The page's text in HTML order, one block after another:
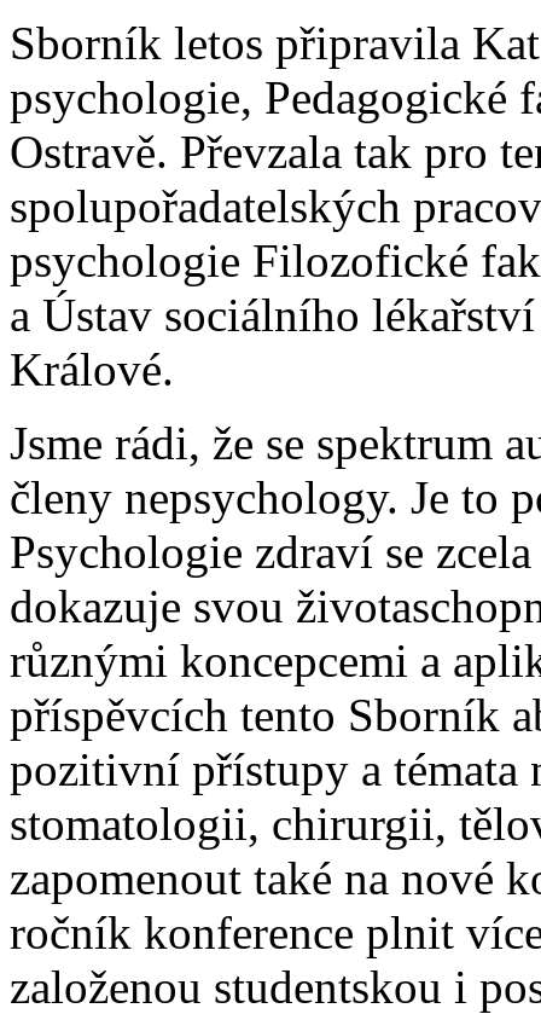
Sborník letos připravila
psychologie, Pedagogické
Ostravě. Převzala tak pro
spolupořadatelských
psychologie Filozofické
a Ústav sociálního
Králové.
Jsme rádi, že se spektrum
členy nepsychology. Je to
Psychologie zdraví se
dokazuje svou
různými koncepcemi a
příspěvcích tento Sborník
pozitivní přístupy a témata
stomatologii, chirurgii,
zapomenout také na nové
ročník konference plnit
založenou studentskou i